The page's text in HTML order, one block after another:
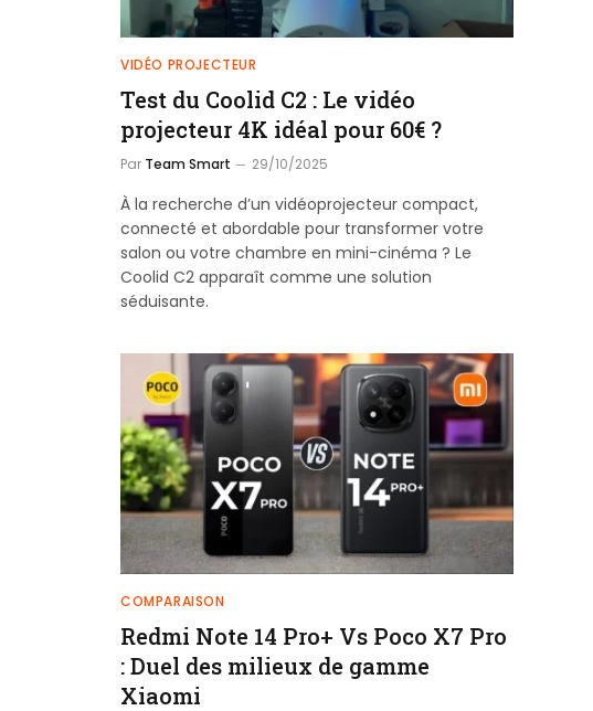
VIDÉO PROJECTEUR
Test du Coolid C2 : Le vidéo
projecteur 4K idéal pour 60€ ?
Par Team Smart 29/10/2025
À la recherche d’un vidéoprojecteur compact,
connecté et abordable pour transformer votre
salon ou votre chambre en mini-cinéma ? Le
Coolid C2 apparaît comme une solution
séduisante.
COMPARAISON
Redmi Note 14 Pro+ Vs Poco X7 Pro
: Duel des milieux de gamme
Xiaomi